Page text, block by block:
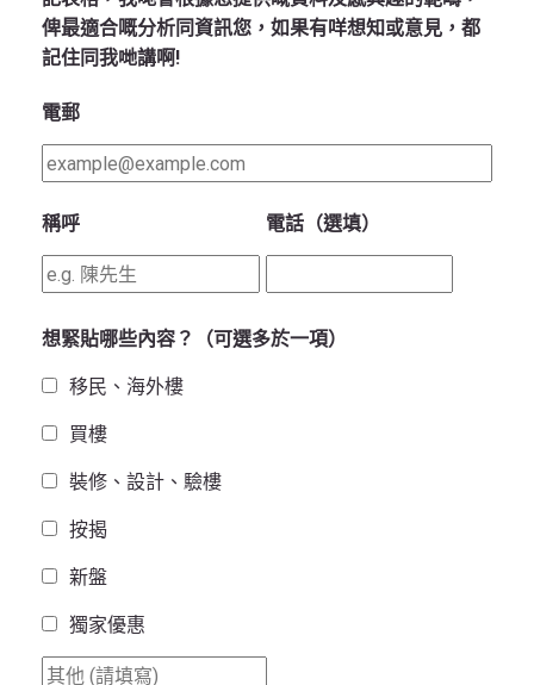
俾最適合嘅分析同資訊您，如果有咩想知或意見，都
記住同我哋講啊!
電郵
稱呼 電話（選填）
想緊貼哪些內容？（可選多於一項）
移民、海外樓
買樓
裝修、設計、驗樓
按揭
新盤
獨家優惠